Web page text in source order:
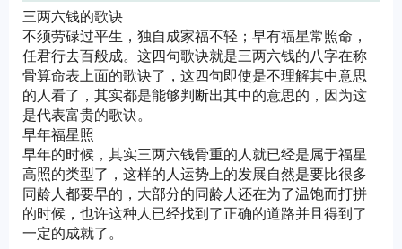
三两六钱的歌诀
不须劳碌过平生，独自成家福不轻；早有福星常照命，
任君行去百般成。这四句歌诀就是三两六钱的八字在称
骨算命表上面的歌诀了，这四句即使是不理解其中意思
的人看了，其实都是能够判断出其中的意思的，因为这
是代表富贵的歌诀。
早年福星照
早年的时候，其实三两六钱骨重的人就已经是属于福星
高照的类型了，这样的人运势上的发展自然是要比很多
同龄人都要早的，大部分的同龄人还在为了温饱而打拼
的时候，也许这种人已经找到了正确的道路并且得到了
一定的成就了。